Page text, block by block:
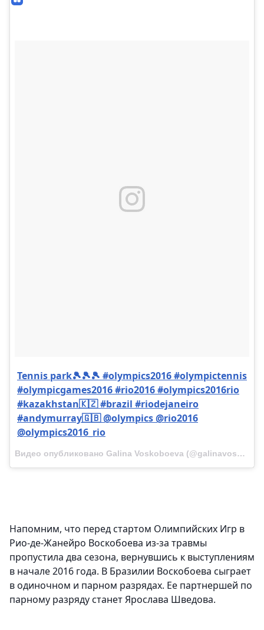
Tennis park🎾🎾🎾 #olympics2016 #olympictennis
#olympicgames2016 #rio2016 #olympics2016rio
#kazakhstan🇰🇿 #brazil #riodejaneiro
#andymurray🇬🇧 @olympics @rio2016
@olympics2016_rio
Видео опубликовано Galina Voskoboeva (@galinavoskoboeva) Авг 2 2016 в 7:31 PDT
Напомним, что перед стартом Олимпийских Игр в
Рио-де-Жанейро Воскобоева из-за травмы
пропустила два сезона, вернувшись к выступлениям
в начале 2016 года. В Бразилии Воскобоева сыграет
в одиночном и парном разрядах. Ее партнершей по
парному разряду станет Ярослава Шведова.